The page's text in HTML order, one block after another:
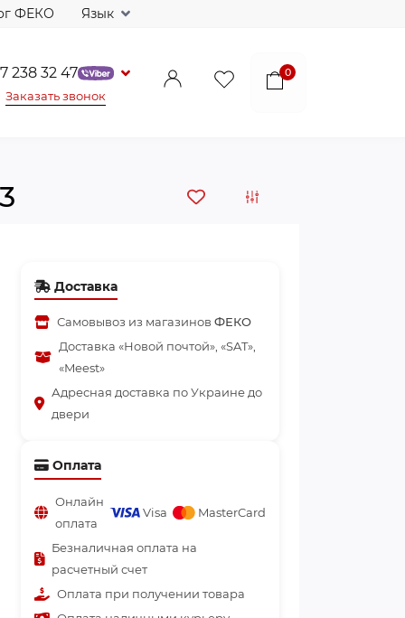
ФЕКО Язык
238 32 47
Заказать звонок
0
Доставка
Самовывоз из магазинов ФЕКО
Доставка «Новой почтой», «SAT»,
«Meest»
Адресная доставка по Украине до
двери
Оплата
Онлайн
оплата
Visa MasterCard
Безналичная оплата на
расчетный счет
Оплата при получении товара